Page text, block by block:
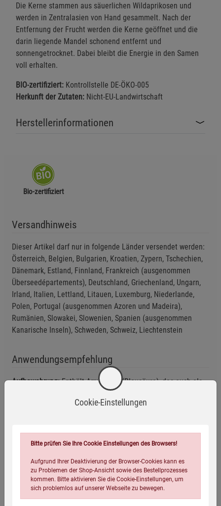
Die Kerne stammen aus säuerlichen Wildaprikosen und
werden in Zentralasien von Hand gesammelt. Nach der
Entfernung der Frucht werden die Kerne geöffnet und die
darin liegende Mandel schonend entfernt und
sonnengetrocknet. Dabei bleibt die Energie in den Samen
voll erhalten.
BIO-zertifiziert: Kontrollstelle DE-ÖKO-005
Herkunft der Zutaten: Nicht-EU-Landwirtschaft
Herstellerinformationen
Bio-zertifiziert
Versandhinweis
Dieser Artikel darf nur in folgende Länder versendet werden:
Österreich, Belgien, Bulgarien, Kroatien, Zypern, Tschechien,
Dänemark, Estland, Finnland, Frankreich (ausgenommen
Überseedépartements), Deutschland, Griechenland, Ungarn,
Irland, Italien, Lettland, Litauen, Luxemburg, Niederlande,
Polen, Portugal (ausgenommen Azoren und Madeira),
Rumänien, Slowakei, Slowenien, Spanien (ausgenommen
Kanarische Inseln), Schweden, Schweiz, Liechtenstein
Anwendungsempfehlung
Aufbewahrung:Enthält Amygdalin (Blausäure), das auch als
Vitamin B17 oder Laetrile bezeichnet wird. Außerhalb der
Reichweite von kleinen Kindern aufbewahren! Getrennt von
Eigenschaften
4054239002461
Cookie-Einstellungen
Bitte prüfen Sie Ihre Cookie Einstellungen des Browsers!
Aufgrund Ihrer Deaktivierung der Browser-Cookies kann es
zu Problemen der Shop-Ansicht sowie des Bestellprozesses
kommen. Bitte aktivieren Sie die Cookie-Einstellungen, um
sich problemlos auf unserer Webseite zu bewegen.